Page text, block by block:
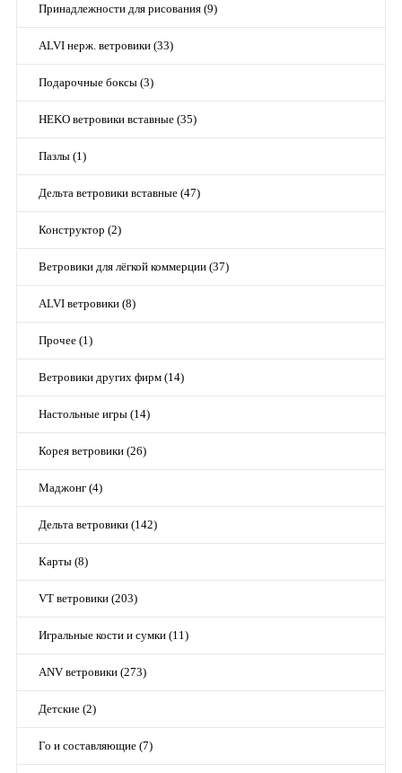
Принадлежности для рисования (9)
ALVI нерж. ветровики (33)
Подарочные боксы (3)
HEKO ветровики вставные (35)
Пазлы (1)
Дельта ветровики вставные (47)
Конструктор (2)
Ветровики для лёгкой коммерции (37)
ALVI ветровики (8)
Прочее (1)
Ветровики других фирм (14)
Настольные игры (14)
Корея ветровики (26)
Маджонг (4)
Дельта ветровики (142)
Карты (8)
VT ветровики (203)
Игральные кости и сумки (11)
ANV ветровики (273)
Детские (2)
Го и составляющие (7)